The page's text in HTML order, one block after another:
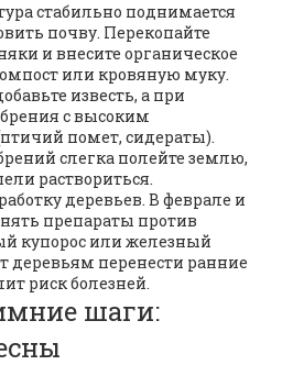
стабильно поднимается
почву. Перекопайте
и внесите органическое
или кровяную муку.
известь, а при
с высоким
помет, сидераты).
слегка полейте землю,
раствориться.
деревьев. В феврале и
препараты против
купорос или железный
деревьям перенести ранние
риск болезней.
шаги: